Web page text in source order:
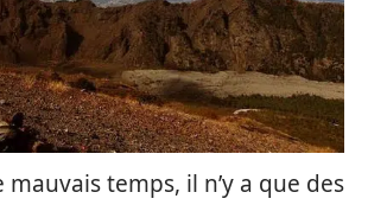
mauvais temps, il n’y a que des